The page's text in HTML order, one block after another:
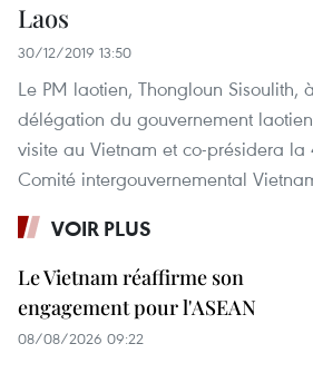
Laos
30/12/2019 13:50
Le PM laotien, Thongloun Sisoulith,
délégation du gouvernement
visite au Vietnam et co-présidera la
Comité intergouvernemental
VOIR PLUS
Le Vietnam réaffirme son
engagement pour l'ASEAN
08/08/2026 09:22